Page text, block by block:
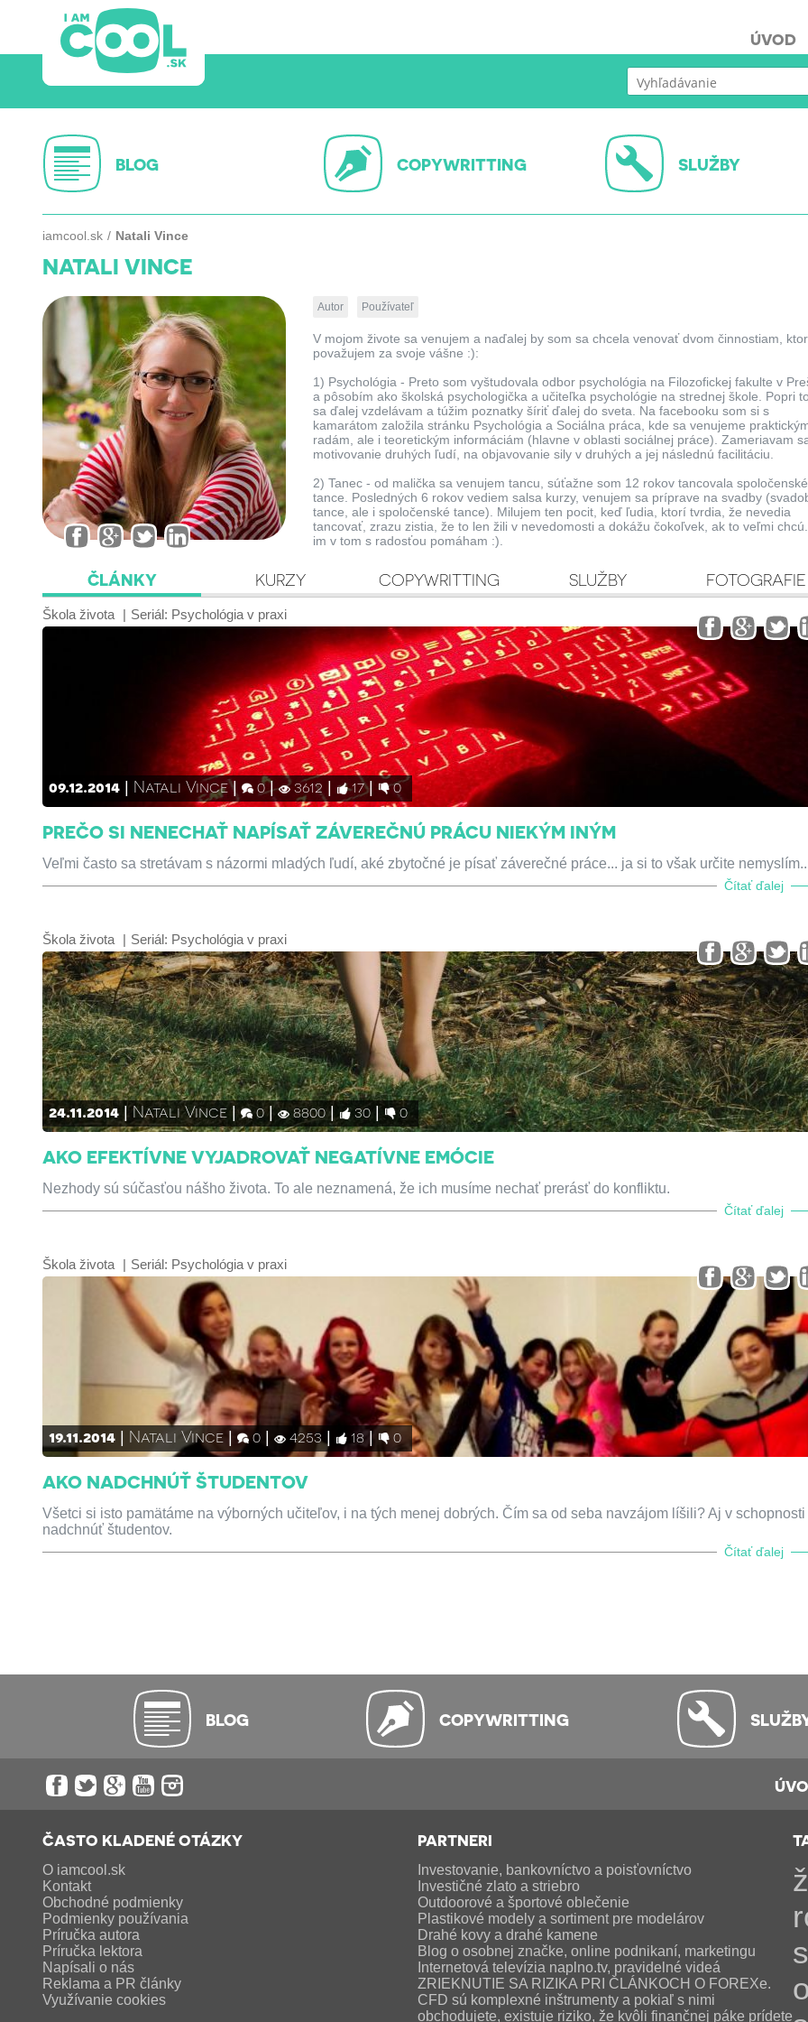
ÚVOD
BLOG COPYWRITTING SLUŽBY
iamcool.sk Natali Vince
NATALI VINCE
Autor Používateľ
V mojom živote sa venujem a naďalej by som sa chcela venovať dvom činnostiam,
považujem za svoje vášne :):
1) Psychológia - Preto som vyštudovala odbor psychológia na Filozofickej fakulte v
a pôsobím ako školská psychologička a učiteľka psychológie na strednej škole. Popri
sa ďalej vzdelávam a túžim poznatky šíriť ďalej do sveta. Na facebooku som si s
kamarátom založila stránku Psychológia a Sociálna práca, kde sa venujeme
radám, ale i teoretickým informáciám (hlavne v oblasti sociálnej práce). Zameriavam
motivovanie druhých ľudí, na objavovanie sily v druhých a jej následnú facilitáciu.
2) Tanec - od malička sa venujem tancu, súťažne som 12 rokov tancovala spoločenské
tance. Posledných 6 rokov vediem salsa kurzy, venujem sa príprave na svadby
tance, ale i spoločenské tance). Milujem ten pocit, keď ľudia, ktorí tvrdia, že nevedia
tancovať, zrazu zistia, že to len žili v nevedomosti a dokážu čokoľvek, ak to veľmi
im v tom s radosťou pomáham :).
ČLÁNKY KURZY COPYWRITTING SLUŽBY FOTOGRAFIE
Škola života Seriál: Psychológia v praxi
09.12.2014 Natali Vince 0 3612 17 0
PREČO SI NENECHAŤ NAPÍSAŤ ZÁVEREČNÚ PRÁCU NIEKÝM INÝM
Veľmi často sa stretávam s názormi mladých ľudí, aké zbytočné je písať záverečné práce... ja si to však určite
Čítať ďalej
Škola života Seriál: Psychológia v praxi
24.11.2014 Natali Vince 0 8800 30 0
AKO EFEKTÍVNE VYJADROVAŤ NEGATÍVNE EMÓCIE
Nezhody sú súčasťou nášho života. To ale neznamená, že ich musíme nechať prerásť do konfliktu.
Čítať ďalej
Škola života Seriál: Psychológia v praxi
19.11.2014 Natali Vince 0 4253 18 0
AKO NADCHNÚŤ ŠTUDENTOV
Všetci si isto pamätáme na výborných učiteľov, i na tých menej dobrých. Čím sa od seba navzájom líšili? Aj v schopnosti
nadchnúť študentov.
Čítať ďalej
BLOG COPYWRITTING
ČASTO KLADENÉ OTÁZKY
O iamcool.sk
Kontakt
Obchodné podmienky
Podmienky používania
Príručka autora
Príručka lektora
Napísali o nás
Reklama a PR články
Využívanie cookies
PARTNERI
Investovanie, bankovníctvo a poisťovníctvo
Investičné zlato a striebro
Outdoorové a športové oblečenie
Plastikové modely a sortiment pre modelárov
Drahé kovy a drahé kamene
Blog o osobnej značke, online podnikaní, marketingu
Internetová televízia naplno.tv, pravidelné videá
ZRIEKNUTIE SA RIZIKA PRI ČLÁNKOCH O FOREXe.
CFD sú komplexné inštrumenty a pokiaľ s nimi
obchodujete, existuje riziko, že kvôli finančnej páke prídete